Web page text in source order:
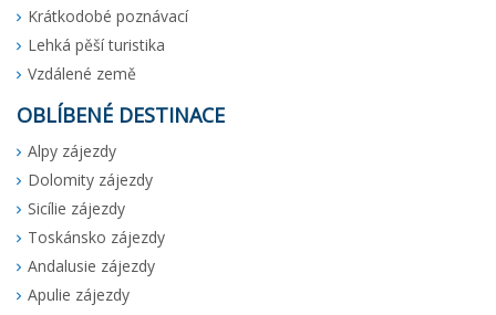
Krátkodobé poznávací
Lehká pěší turistika
Vzdálené země
OBLÍBENÉ DESTINACE
Alpy zájezdy
Dolomity zájezdy
Sicílie zájezdy
Toskánsko zájezdy
Andalusie zájezdy
Apulie zájezdy